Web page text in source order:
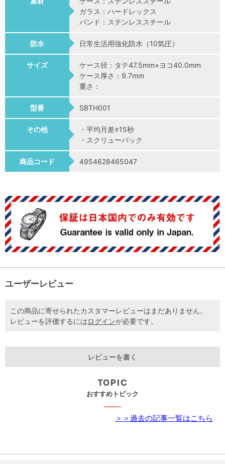
ガラス：ハードレックス
バンド：ステンレススチール
防水 日常生活用強化防水（10気圧）
サイズ
ケース径：タテ47.5mm×ヨコ40.0mm
ケース厚さ：9.7mm
重さ：
型番 SBTH001
その他
・平均月差±15秒
・スクリューバック
商品コード 4954628465047
ユーザーレビュー
この商品に寄せられたカスタマーレビューはまだありません。
レビューを評価するにはログインが必要です。
レビューを書く
TOPIC
おすすめトピック
＞＞過去の記事一覧はこちら